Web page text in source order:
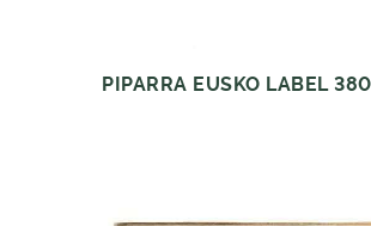
PIPARRA EUSKO LABEL